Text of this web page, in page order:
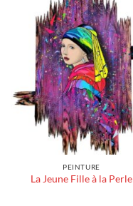
PEINTURE
La Jeune Fille à la Perle